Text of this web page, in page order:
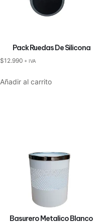
Pack Ruedas De Silicona
$12.990 + IVA
Añadir al carrito
Basurero Metalico Blanco